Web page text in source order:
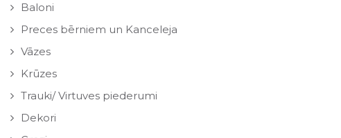
Baloni
Preces bērniem un Kanceleja
Vāzes
Krūzes
Trauki/ Virtuves piederumi
Dekori